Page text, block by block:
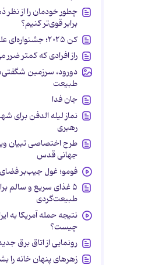
برابر قوی‌تر کنیم؟
کن ۲۰۲۵؛ جشنواره‌ای علیه خانواده
راز افرادی که کمتر ضرر
دورود، سرزمین
طبیعت
جان فدا
نماز لیله الدفن برای
رهبری
طرح اختصاصی تبیان
جهانی قدس
فومو؛ غول جیب‌بر
۵ غذای سریع و سالم
طبیعت‌گردی
نتیجه حمله آمریکا به
چیست؟
رونمایی از اتاق برق
زهرهای پنهان خانه را